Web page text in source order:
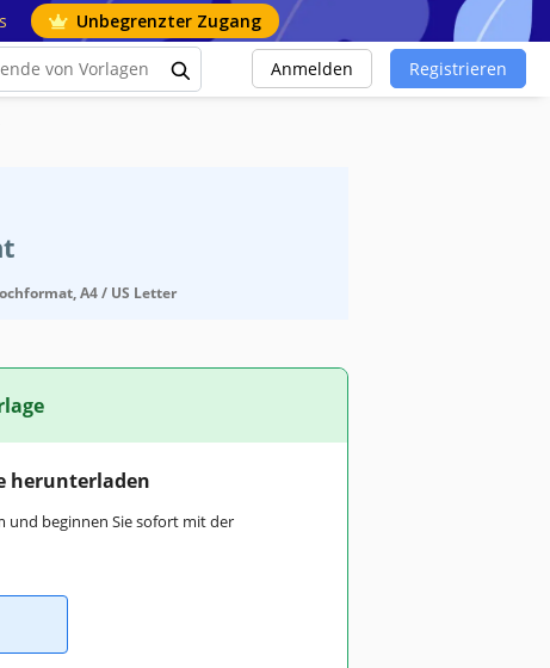
Unbegrenzter Zugang
Anmelden Registrieren
A4 / US Letter
herunterladen
und beginnen Sie sofort mit der